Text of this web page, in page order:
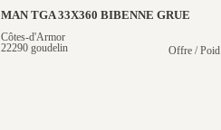
MAN TGA 33X360 BIBENNE GRUE
Côtes-d'Armor
22290 goudelin
Offre /